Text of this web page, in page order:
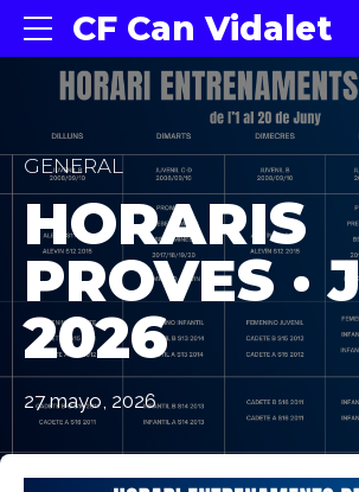
CF Can Vidalet
GENERAL
HORARIS
PROVES ·
2026
27 mayo, 2026